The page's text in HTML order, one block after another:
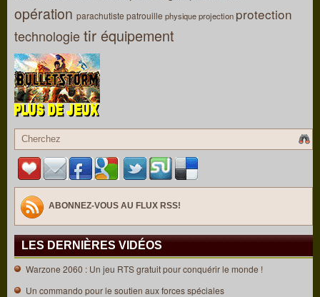
opération parachutiste patrouille physiqueprojection protection
technologietir équipement
ABONNEZ-VOUS AU FLUX RSS!
LES DERNIÈRES VIDÉOS
Warzone 2060 : Un jeu RTS gratuit pour conquérir le monde !
Un commando pour le soutien aux forces spéciales